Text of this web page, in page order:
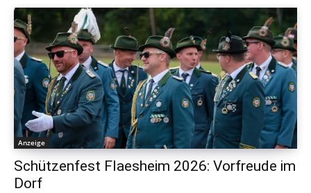
Anzeige
Schützenfest Flaesheim 2026: Vorfreude im
Dorf